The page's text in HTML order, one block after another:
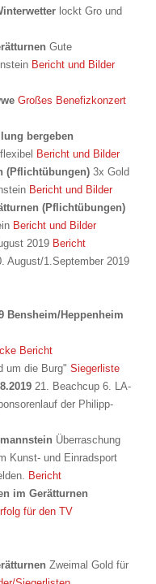
lockt Gro und
Gute
Bericht und Bilder
Großes Benefizkonzert
bergeben
Bericht und Bilder
(Pflichtübungen) 3x Gold
Bericht und Bilder
(Pflichtübungen)
Bericht und Bilder
2019 Bericht
August/1.September 2019
Bensheim/Heppenheim
Bericht
um die Burg" Siegerliste
21. Beachcup 6. LA-
der Philipp-
Überraschung
Kunst- und Einradsport
Bericht
im Gerätturnen
für den TV
Zweimal Gold für